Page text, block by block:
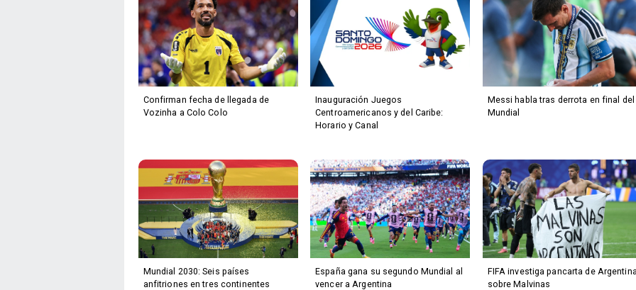
Confirman fecha de llegada de
Vozinha a Colo Colo
Inauguración Juegos
Centroamericanos y del Caribe:
Horario y Canal
Messi habla tras derrota en final del
Mundial
Mundial 2030: Seis países
anfitriones en tres continentes
España gana su segundo Mundial al
vencer a Argentina
FIFA investiga pancarta de
sobre Malvinas